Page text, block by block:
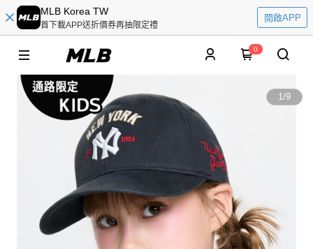
MLB Korea TW
首下載APP送折價券再抽限定禮
開啟APP
0
1/9